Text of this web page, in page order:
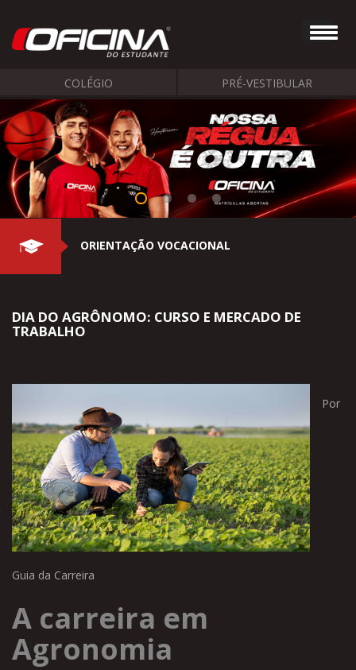
COLÉGIO PRÉ-VESTIBULAR
ORIENTAÇÃO VOCACIONAL
DIA DO AGRÔNOMO: CURSO E MERCADO DE
TRABALHO
Por
Guia da Carreira
A carreira em
Agronomia